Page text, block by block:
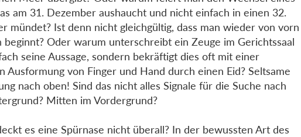
am 31. Dezember aushaucht und nicht einfach in einen 32.
mündet? Ist denn nicht gleichgültig, dass man wieder von vorn
beginnt? Oder warum unterschreibt ein Zeuge im Gerichtssaal
seine Aussage, sondern bekräftigt dies oft mit einer
Ausformung von Finger und Hand durch einen Eid? Seltsame
nach oben! Sind das nicht alles Signale für die Suche nach
Mitten im Vordergrund?
es eine Spürnase nicht überall? In der bewussten Art des